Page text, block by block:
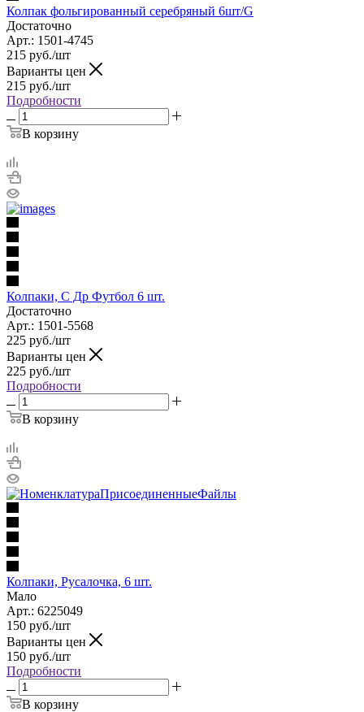
Колпак фольгированный серебряный 6шт/G
Достаточно
Арт.: 1501-4745
215 руб./шт
Варианты цен
215 руб./шт
Подробности
В корзину
Колпаки, С Др Футбол 6 шт.
Достаточно
Арт.: 1501-5568
225 руб./шт
Варианты цен
225 руб./шт
Подробности
В корзину
Колпаки, Русалочка, 6 шт.
Мало
Арт.: 6225049
150 руб./шт
Варианты цен
150 руб./шт
Подробности
В корзину